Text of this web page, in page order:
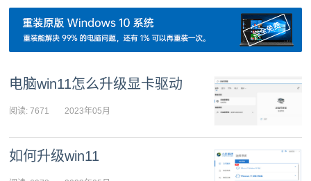
电脑win11怎么升级显卡驱动
阅读: 7671
2023年05月
如何升级win11